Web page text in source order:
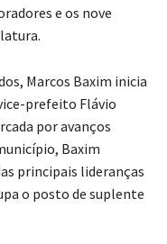
e os nove
Marcos Baxim inicia
prefeito Flávio
por avanços
Baxim
principais lideranças
o posto de suplente